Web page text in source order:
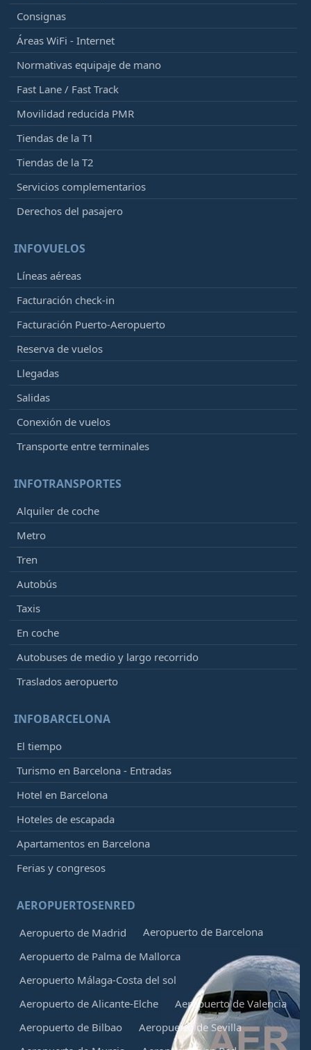
Consignas
Áreas WiFi - Internet
Normativas equipaje de mano
Fast Lane / Fast Track
Movilidad reducida PMR
Tiendas de la T1
Tiendas de la T2
Servicios complementarios
Derechos del pasajero
INFOVUELOS
Líneas aéreas
Facturación check-in
Facturación Puerto-Aeropuerto
Reserva de vuelos
Llegadas
Salidas
Conexión de vuelos
Transporte entre terminales
INFOTRANSPORTES
Alquiler de coche
Metro
Tren
Autobús
Taxis
En coche
Autobuses de medio y largo recorrido
Traslados aeropuerto
INFOBARCELONA
El tiempo
Turismo en Barcelona - Entradas
Hotel en Barcelona
Hoteles de escapada
Apartamentos en Barcelona
Ferias y congresos
AEROPUERTOSENRED
Aeropuerto de Madrid
Aeropuerto de Barcelona
Aeropuerto de Palma de Mallorca
Aeropuerto Málaga-Costa del sol
Aeropuerto de Alicante-Elche
Aeropuerto de Valencia
Aeropuerto de Bilbao
Aeropuerto de Sevilla